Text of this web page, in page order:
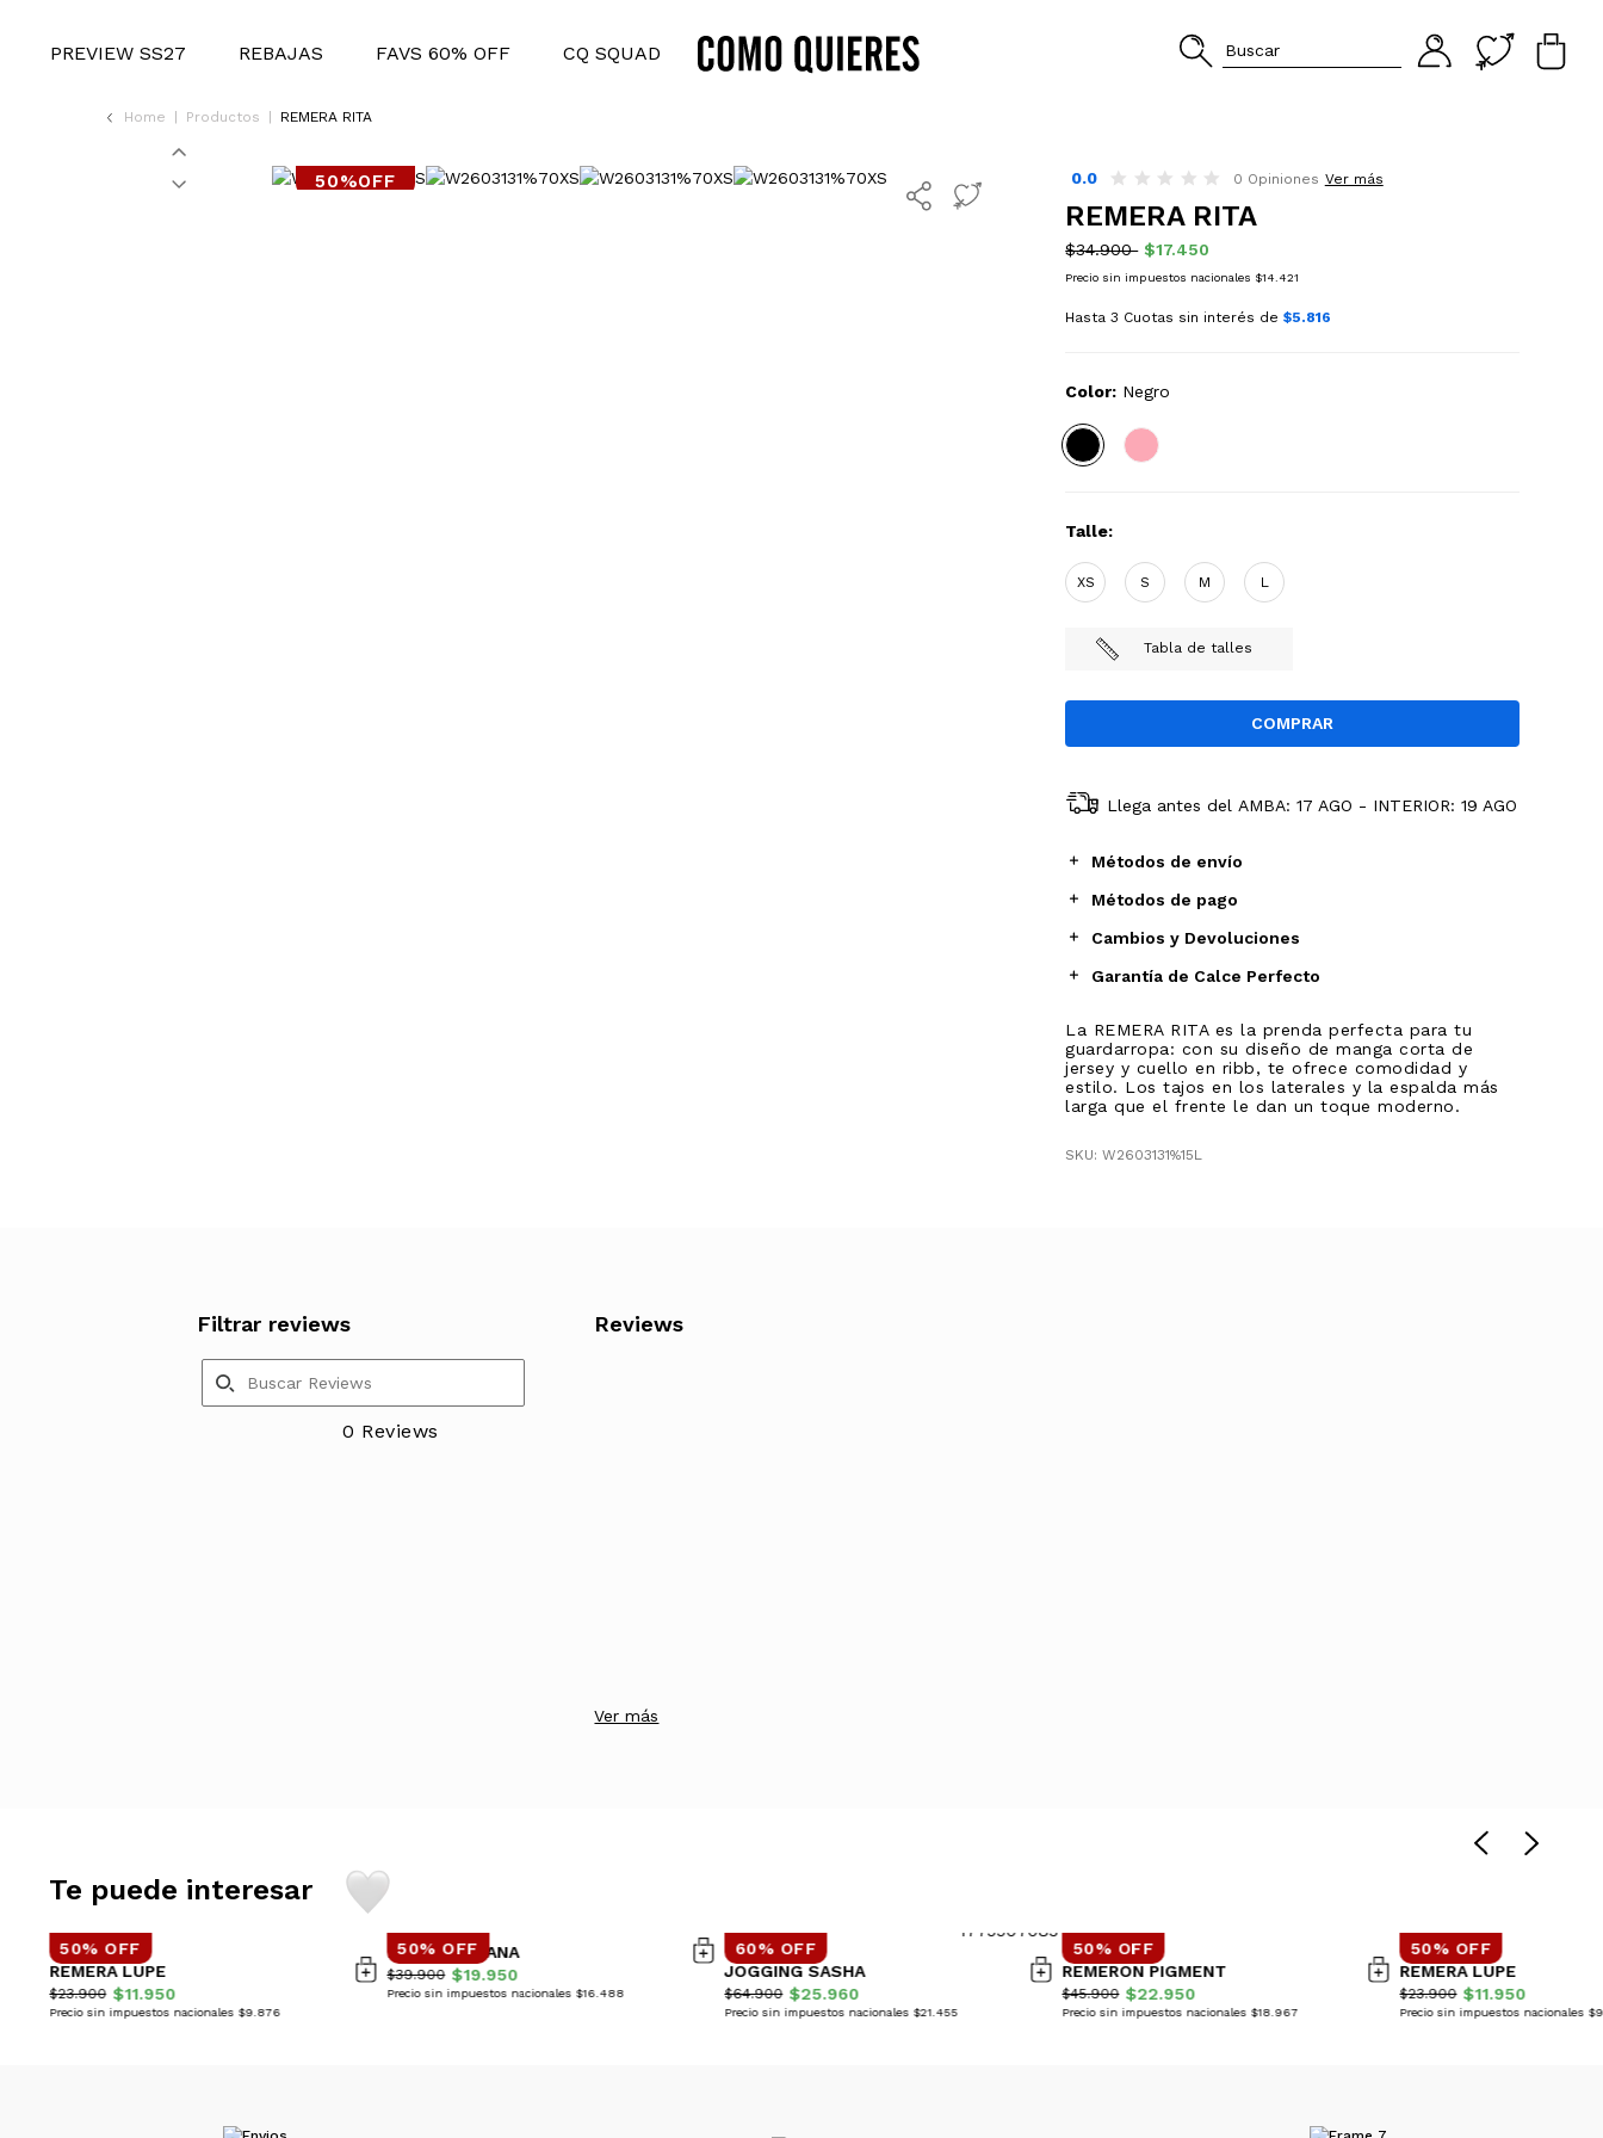
PREVIEW SS27 REBAJAS FAVS 60% OFF CQ SQUAD
Home Productos REMERA RITA
50%OFF 0.0 0 Opiniones Ver más
REMERA RITA
$34.900 $17.450
Precio sin impuestos nacionales $14.421
Hasta 3 Cuotas sin interés de$5.816
Color: Negro
Talle:
XS S M L
Tabla de talles
Llega antes del AMBA: 17 AGO - INTERIOR: 19 AGO
Métodos de envío
Métodos de pago
Cambios y Devoluciones
Garantía de Calce Perfecto
La REMERA RITA es la prenda perfecta para tu
guardarropa: con su diseño de manga corta de
jersey y cuello en ribb, te ofrece comodidad y
estilo. Los tajos en los laterales y la espalda más
larga que el frente le dan un toque moderno.
SKU: W2603131%15L
Filtrar reviews
0 Reviews
Reviews
Ver más
Te puede interesar
50% OFF
REMERA LUPE
$23.900 $11.950
Precio sin impuestos nacionales $9.876
50% OFF
REMERA AITANA
$39.900 $19.950
Precio sin impuestos nacionales $16.488
60% OFF
JOGGING SASHA
$64.900 $25.960
Precio sin impuestos nacionales $21.455
50% OFF
REMERON PIGMENT
$45.900 $22.950
Precio sin impuestos nacionales $18.967
50% OFF
REMERA LUPE
$23.900 $11.950
Precio sin impuestos nacionales